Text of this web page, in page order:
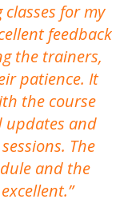
for my
feedback
the trainers,
patience. It
the course
updates and
The
and the